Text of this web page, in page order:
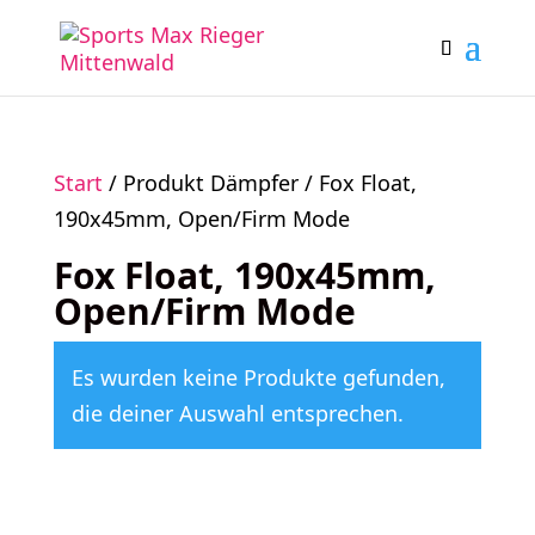
Start / Produkt Dämpfer / Fox Float,
190x45mm, Open/Firm Mode
Fox Float, 190x45mm,
Open/Firm Mode
Es wurden keine Produkte gefunden,
die deiner Auswahl entsprechen.